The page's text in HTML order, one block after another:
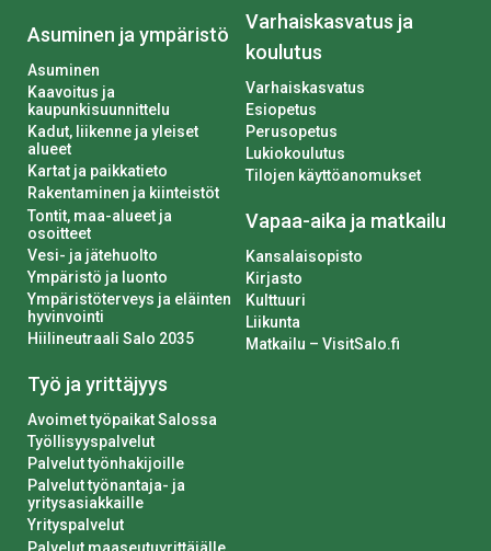
Asuminen ja ympäristö
Asuminen
Kaavoitus ja
kaupunkisuunnittelu
Kadut, liikenne ja yleiset
alueet
Kartat ja paikkatieto
Rakentaminen ja kiinteistöt
Tontit, maa-alueet ja
osoitteet
Vesi- ja jätehuolto
Ympäristö ja luonto
Ympäristöterveys ja eläinten
hyvinvointi
Hiilineutraali Salo 2035
Työ ja yrittäjyys
Avoimet työpaikat Salossa
Työllisyyspalvelut
Palvelut työnhakijoille
Palvelut työnantaja- ja
yritysasiakkaille
Yrityspalvelut
Palvelut maaseutuyrittäjälle
Varhaiskasvatus ja
koulutus
Varhaiskasvatus
Esiopetus
Perusopetus
Lukiokoulutus
Tilojen käyttöanomukset
Vapaa-aika ja matkailu
Kansalaisopisto
Kirjasto
Kulttuuri
Liikunta
Matkailu – VisitSalo.fi